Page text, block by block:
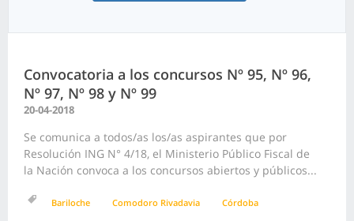
Convocatoria a los concursos Nº 95, Nº 96,
Nº 97, Nº 98 y Nº 99
20-04-2018
Se comunica a todos/as los/as aspirantes que por
Resolución ING N° 4/18, el Ministerio Público Fiscal de
la Nación convoca a los concursos abiertos y públicos...
Bariloche Comodoro Rivadavia Córdoba